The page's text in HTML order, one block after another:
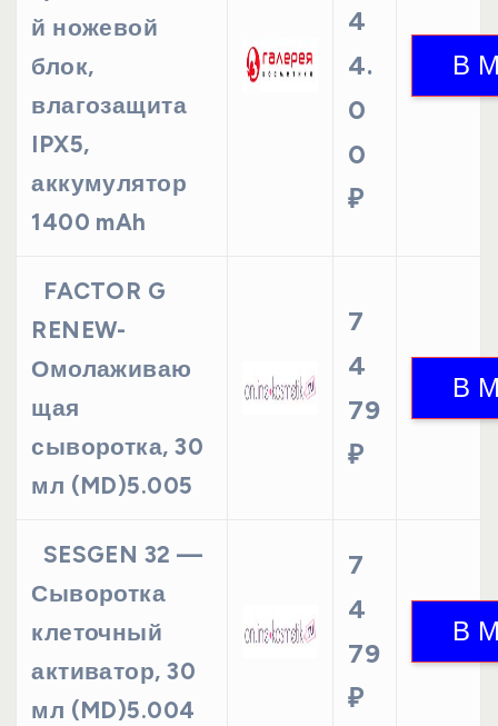
й ножевой
блок,
влагозащита
IPX5,
аккумулятор
1400 mAh
4
4.
0
0
₽
FACTOR G
RENEW-
Омолаживаю
щая
сыворотка, 30
мл (MD)5.005
7
4
79
₽
SESGEN 32 —
Сыворотка
клеточный
активатор, 30
мл (MD)5.004
7
4
79
₽